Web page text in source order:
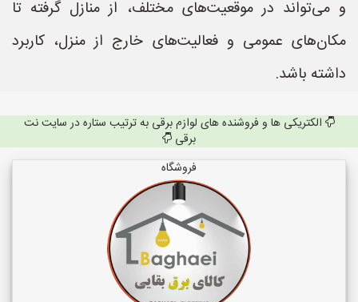
و می‌تواند در موقعیت‌های مختلف، از منازل گرفته تا
مکان‌های عمومی و فعالیت‌های خارج از منزل، کاربرد
داشته باشد.
الکتریکی ها و فروشنده های لوازم برقی به ترتیب ستاره در سایت نت
برقی
فروشگاه